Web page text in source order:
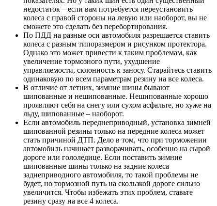
недостаток – если вам потребуется переустановить
колеса с правой стороны на левую или наоборот, вы не
сможете это сделать без перебортирования.
По ПДД на разные оси автомобиля разрешается ставить
колеса с разным типоразмером и рисунком протектора.
Однако это может привести к таким проблемам, как
увеличение тормозного пути, ухудшение
управляемости, склонность к заносу. Старайтесь ставить
одинаковую по всем параметрам резину на все колеса.
В отличие от летних, зимние шины бывают
шипованные и нешипованные. Нешипованные хорошо
проявляют себя на снегу или сухом асфальте, но хуже на
льду, шипованные – наоборот.
Если автомобиль переднеприводный, установка зимней
шипованной резины только на передние колеса может
стать причиной ДТП. Дело в том, что при торможении
автомобиль начинает разворачивать, особенно на сырой
дороге или гололедице. Если поставить зимние
шипованные шины только на задние колеса
заднеприводного автомобиля, то такой проблемы не
будет, но тормозной путь на скользкой дороге сильно
увеличится. Чтобы избежать этих проблем, ставьте
резину сразу на все 4 колеса.